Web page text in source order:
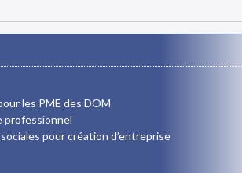
les PME des DOM
professionnel
pour création d’entreprise